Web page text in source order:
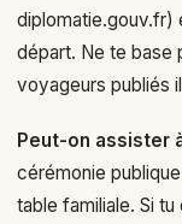
diplomatie.gouv.fr)
départ. Ne te base
voyageurs publiés
Peut-on assister
cérémonie
table familiale. Si